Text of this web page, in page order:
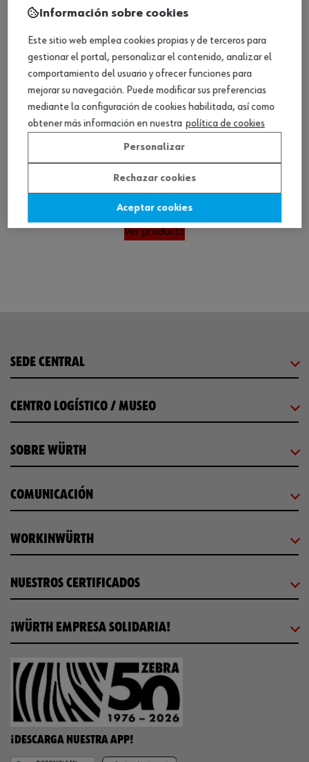
Ver producto
SEDE CENTRAL
CENTRO LOGÍSTICO / MUSEO
SOBRE WÜRTH
COMUNICACIÓN
WORKINWÜRTH
NUESTROS CERTIFICADOS
¡WÜRTH EMPRESA SOLIDARIA!
¡DESCARGA NUESTRA APP!
Información sobre cookies
Este sitio web emplea cookies propias y de terceros para
gestionar el portal, personalizar el contenido, analizar el
comportamiento del usuario y ofrecer funciones para
mejorar su navegación. Puede modificar sus preferencias
mediante la configuración de cookies habilitada, así como
obtener más información en nuestra política de cookies
Personalizar
Rechazar cookies
Aceptar cookies